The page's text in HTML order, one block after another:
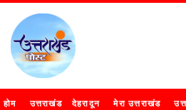
होम उत्तराखंड देहरादून मेरा उत्तराखंड